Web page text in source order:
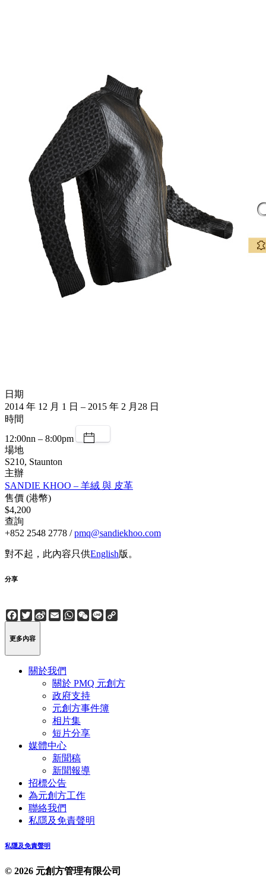
日期
2014 年 12 月 1 日 – 2015 年 2 月28 日
時間
12:00nn – 8:00pm
場地
S210, Staunton
主辦
SANDIE KHOO – 羊絨 與 皮革
售價 (港幣)
$4,200
查詢
+852 2548 2778 /pmq@sandiekhoo.com
對不起，此內容只供English版。
分享
Facebook
Twitter
Sina
Weibo
EmailWhatsApp
WeChat
Line
更多內容
關於我們
關於 PMQ 元創方
政府支持
元創方事件簿
相片集
短片分享
媒體中心
新聞稿
新聞報導
招標公告
為元創方工作
聯絡我們
私隱及免責聲明
私隱及免責聲明
© 2026 元創方管理有限公司